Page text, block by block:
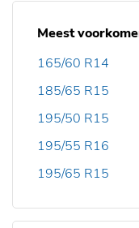
Meest
165/60 R14
185/65 R15
195/50 R15
195/55 R16
195/65 R15